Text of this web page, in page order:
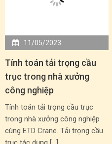
11/05/2023
Tính toán tải trọng cầu
trục trong nhà xưởng
công nghiệp
Tính toán tải trọng cầu trục
trong nhà xưởng công nghiệp
cùng ETD Crane. Tải trọng cầu